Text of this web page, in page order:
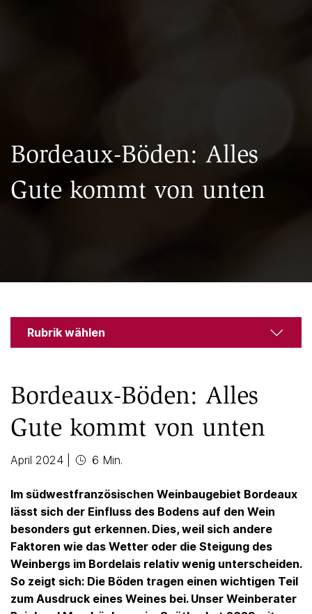
Bordeaux-Böden: Alles
Gute kommt von unten
Rubrik wählen
Bordeaux-Böden: Alles
Gute kommt von unten
April 2024 6 Min.
Im südwestfranzösischen Weinbaugebiet Bordeaux
lässt sich der Einfluss des Bodens auf den Wein
besonders gut erkennen. Dies, weil sich andere
Faktoren wie das Wetter oder die Steigung des
Weinbergs im Bordelais relativ wenig unterscheiden.
So zeigt sich: Die Böden tragen einen wichtigen Teil
zum Ausdruck eines Weines bei. Unser Weinberater